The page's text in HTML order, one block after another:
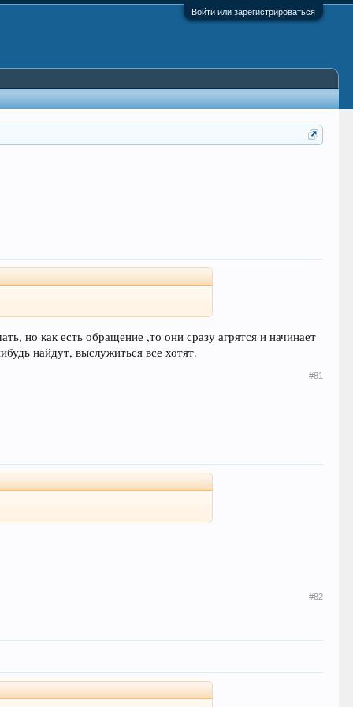
Войти или зарегистрироваться
но как есть обращение ,то они сразу агрятся и начинает
найдут, выслужиться все хотят.
#81
#82